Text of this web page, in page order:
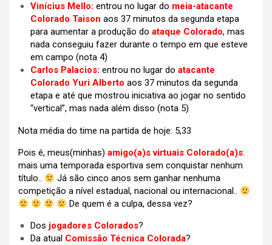
Vinícius Mello: entrou no lugar do meia-atacante
Colorado Taison aos 37 minutos da segunda etapa
para aumentar a produção do ataque Colorado, mas
nada conseguiu fazer durante o tempo em que esteve
em campo (nota 4)
Carlos Palacios: entrou no lugar do atacante
Colorado Yuri Alberto aos 37 minutos da segunda
etapa e até que mostrou iniciativa ao jogar no sentido
“vertical”, mas nada além disso (nota 5)
Nota média do time na partida de hoje: 5,33
Pois é, meus(minhas) amigo(a)s virtuais Colorado(a)s:
mais uma temporada esportiva sem conquistar nenhum
título..
Já são cinco anos sem ganhar nenhuma
competição a nível estadual, nacional ou internacional..
De quem é a culpa, dessa vez?
Dos jogadores Colorados?
Da atual Comissão Técnica Colorada?